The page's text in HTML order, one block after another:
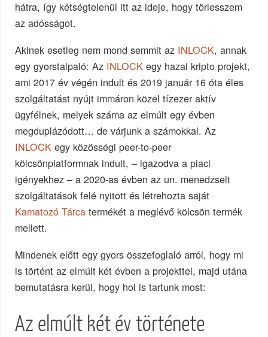
hátra, így kétségtelenül itt az ideje, hogy törlesszem
az adósságot.
Akinek esetleg nem mond semmit az INLOCK, annak
egy gyorstalpaló: Az INLOCK egy hazai kripto projekt,
ami 2017 év végén indult és 2019 január 16 óta éles
szolgáltatást nyújt immáron közel tízezer aktív
ügyfélnek, melyek száma az elmúlt egy évben
megduplázódott… de várjunk a számokkal. Az
INLOCK egy közösségi peer-to-peer
kölcsönplatformnak indult, – igazodva a piaci
igényekhez – a 2020-as évben az un. menedzselt
szolgáltatások felé nyitott és létrehozta saját
Kamatozó Tárca termékét a meglévő kölcsön termék
mellett.
Mindenek előtt egy gyors összefoglaló arról, hogy mi
is történt az elmúlt két évben a projekttel, majd utána
bemutatásra kerül, hogy hol is tartunk most:
Az elmúlt két év története